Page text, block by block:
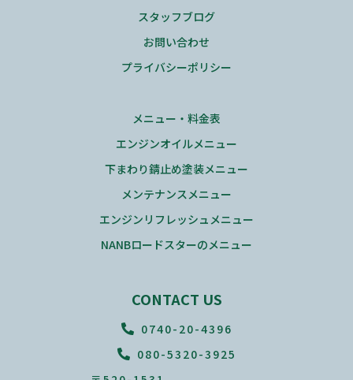
スタッフブログ
お問い合わせ
プライバシーポリシー
メニュー・料金表
エンジンオイルメニュー
下まわり錆止め塗装メニュー
メンテナンスメニュー
エンジンリフレッシュメニュー
NANBロードスターのメニュー
CONTACT US
0740-20-4396
080-5320-3925